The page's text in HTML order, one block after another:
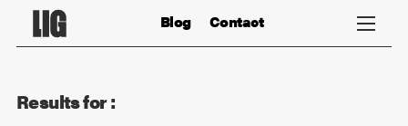
Contact
Blog
Results for :